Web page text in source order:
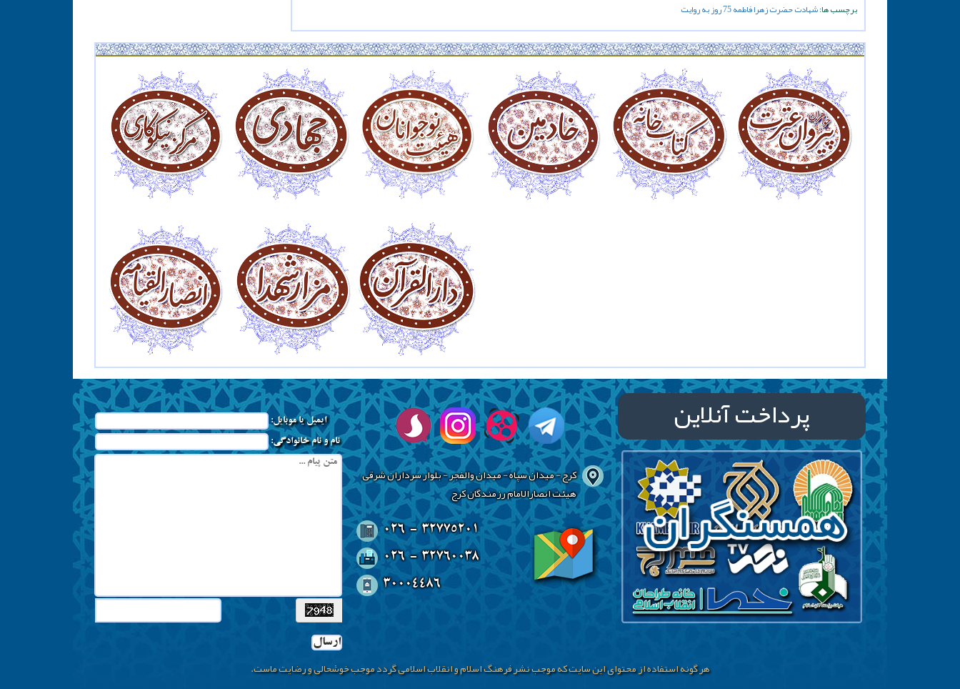
برچسب ها:شهادتحضرت زهرافاطمه75 روز به روایت
پرداخت آنلاین
کرج - میدان سپاه - میدان والفجر - بلوار سرداران شرقی
هیئت انصارالامام رزمندگان کرج
026 - 32775201
026 - 32760038
30004486
ایمیل یا موبایل:
نام و نام خانوادگی:
ارسال
هر گونه استفاده از محتوای این سایت که موجب نشر فرهنگ اسلام و انقلاب اسلامی گردد موجب خوشحالی و رضایت ماست.